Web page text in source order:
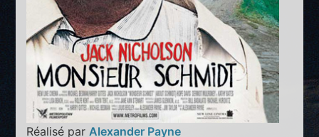
Réalisé par Alexander Payne